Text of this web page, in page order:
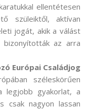
ellentétesen
szüleiktől, aktívan
jogát, akik a válást
az arra
Európai Családjog
széleskörűen
gyakorlat, a
csak nagyon lassan